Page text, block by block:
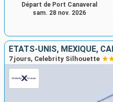
Départ de Port Canaveral
sam. 28 nov. 2026
ÉTATS-UNIS, MEXIQUE,
7 jours, Celebrity Silhouette